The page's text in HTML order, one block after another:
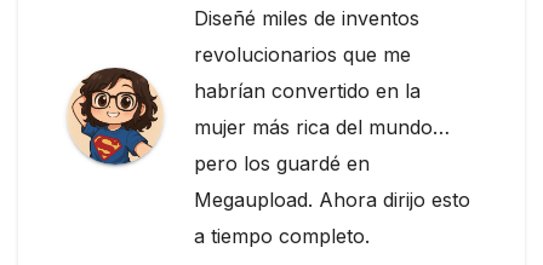
Diseñé miles de inventos
revolucionarios que me
habrían convertido en la
mujer más rica del mundo…
pero los guardé en
Megaupload. Ahora dirijo esto
a tiempo completo.